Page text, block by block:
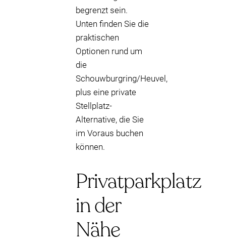
begrenzt sein.
Unten finden Sie die
praktischen
Optionen rund um
die
Schouwburgring/Heuvel,
plus eine private
Stellplatz-
Alternative, die Sie
im Voraus buchen
können.
Privatparkplatz
in der
Nähe